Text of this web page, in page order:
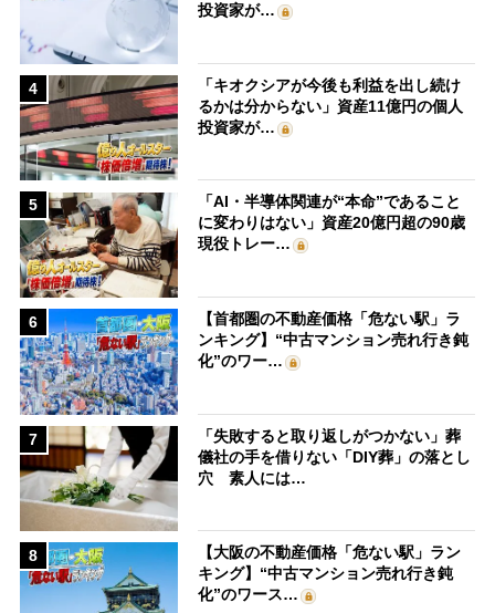
投資家が…
4
「キオクシアが今後も利益を出し続け
るかは分からない」資産11億円の個人
投資家が…
5
「AI・半導体関連が“本命”であること
に変わりはない」資産20億円超の90歳
現役トレー…
6
【首都圏の不動産価格「危ない駅」ラ
ンキング】“中古マンション売れ行き鈍
化”のワー…
7
「失敗すると取り返しがつかない」葬
儀社の手を借りない「DIY葬」の落とし
穴 素人には…
8
【大阪の不動産価格「危ない駅」ラン
キング】“中古マンション売れ行き鈍
化”のワース…